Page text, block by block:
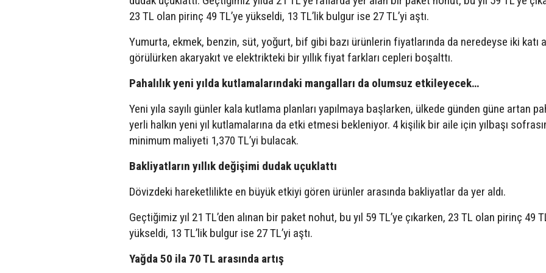
23 TL olan pirinç 49 TL’ye yükseldi, 13 TL’lik bulgur ise 27 TL’yi aştı.
Yumurta, ekmek, benzin, süt, yoğurt, bif gibi bazı ürünlerin fiyatlarında da neredeyse iki katı
görülürken akaryakıt ve elektrikteki bir yıllık fiyat farkları cepleri boşalttı.
Pahalılık yeni yılda kutlamalarındaki mangalları da olumsuz etkileyecek…
Yeni yıla sayılı günler kala kutlama planları yapılmaya başlarken, ülkede günden güne artan
yerli halkın yeni yıl kutlamalarına da etki etmesi bekleniyor. 4 kişilik bir aile için yılbaşı
minimum maliyeti 1,370 TL’yi bulacak.
Bakliyatların yıllık değişimi dudak uçuklattı
Dövizdeki hareketlilikte en büyük etkiyi gören ürünler arasında bakliyatlar da yer aldı.
Geçtiğimiz yıl 21 TL’den alınan bir paket nohut, bu yıl 59 TL’ye çıkarken, 23 TL olan pirinç 49
yükseldi, 13 TL’lik bulgur ise 27 TL’yi aştı.
Yağda 50 ila 70 TL arasında artış